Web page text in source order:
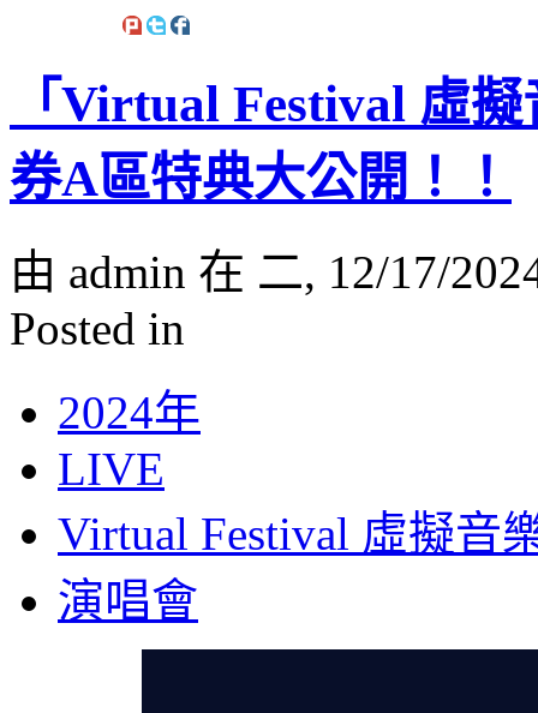
「Virtual Festival 虛
券A區特典大公開！！
由 admin 在 二, 12/17/
Posted in
2024年
LIVE
Virtual Festival 虛擬音
演唱會